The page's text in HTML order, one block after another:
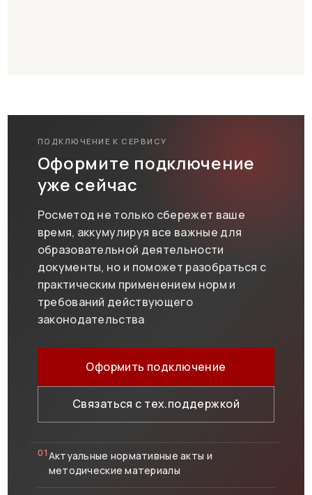
ПОДКЛЮЧЕНИЕ К СЕРВИСУ
Оформите подключение
уже сейчас
Росметод не только сбережет ваше
время, аккумулируя все важные для
образовательной деятельности
документы, но и поможет разобраться с
практическим применением норм и
требований действующего
законодательства
Оформить подключение
Связаться с тех.поддержкой
01Актуальные нормативные акты и
методические материалы